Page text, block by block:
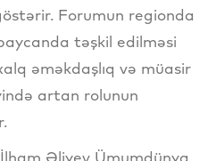
Forumun regionda
təşkil edilməsi
əməkdaşlıq və müasir
artan rolunun
İlham Əliyev Ümumdünya